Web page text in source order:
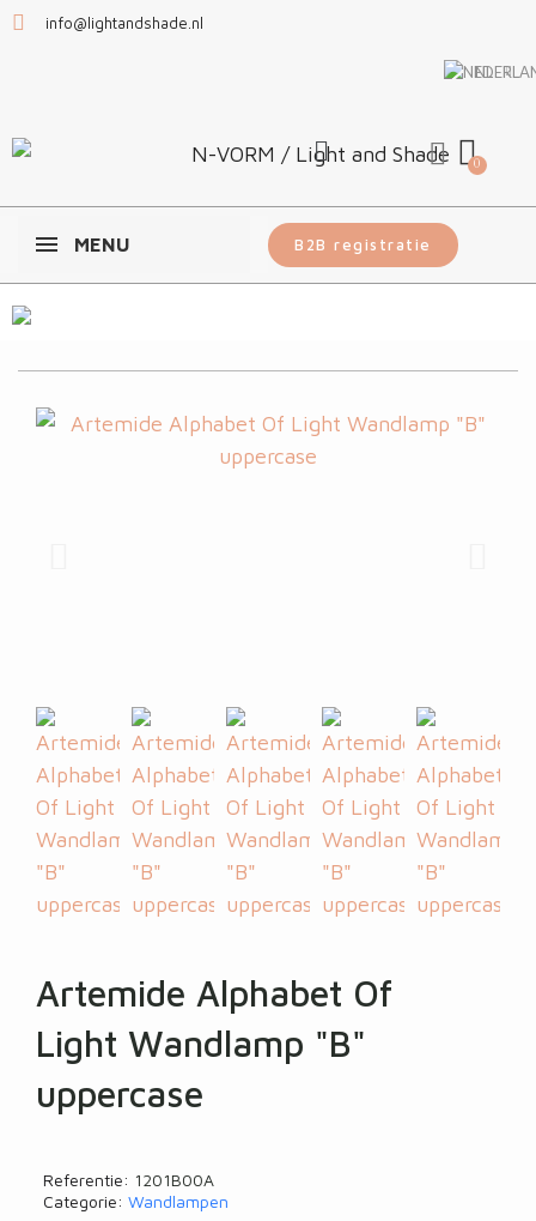
info@lightandshade.nl
NL
MENU B2B registratie
Artemide Alphabet Of
Light Wandlamp "B"
uppercase
Referentie
1201B00A
Categorie Wandlampen